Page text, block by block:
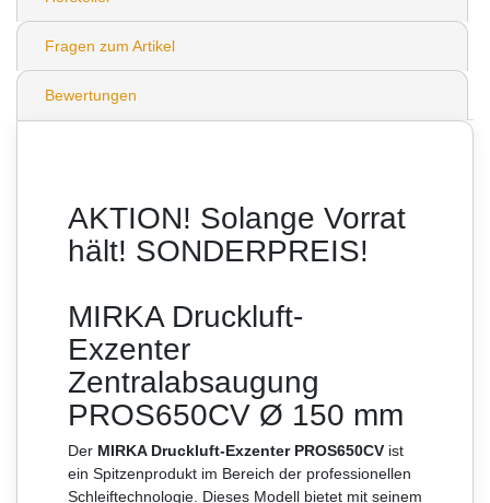
Fragen zum Artikel
Bewertungen
AKTION! Solange Vorrat
hält! SONDERPREIS!
MIRKA Druckluft-
Exzenter
Zentralabsaugung
PROS650CV Ø 150 mm
Der MIRKA Druckluft-Exzenter PROS650CV ist
ein Spitzenprodukt im Bereich der professionellen
Schleiftechnologie. Dieses Modell bietet mit seinem